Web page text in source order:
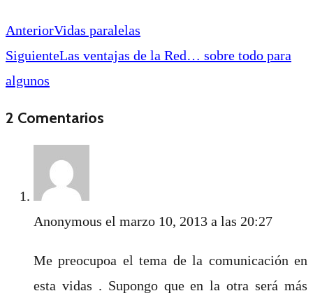
AnteriorVidas paralelas
SiguienteLas ventajas de la Red… sobre todo para
algunos
2 Comentarios
Anonymous el marzo 10, 2013 a las 20:27
Me preocupoa el tema de la comunicación en
esta vidas . Supongo que en la otra será más